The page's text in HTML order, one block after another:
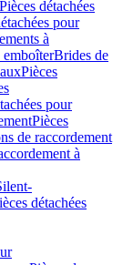
Pièces détachées
pour
à
emboîterBrides de
Pièces
pour
Pièces
de raccordement
à
détachées